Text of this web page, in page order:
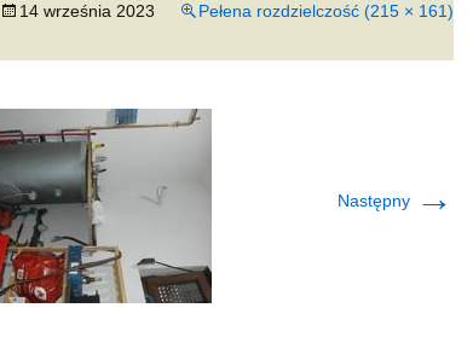
14 września 2023 Pełena rozdzielczość (215 × 161)
Następny →